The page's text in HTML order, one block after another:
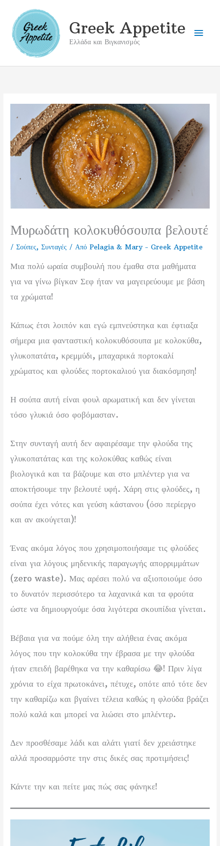
περιεχόμενο
Greek Appetite
Ελλάδα και Βιγκανισμός
Μυρωδάτη κολοκυθόσουπα βελουτέ
/Σούπες,Συνταγές / ΑπόPelagia & Mary - Greek Appetite
Μια πολύ ωραία συμβουλή που έμαθα στα μαθήματα
για να γίνω βίγκαν Σεφ ήταν να μαγειρεύουμε με βάση
τα χρώματα!
Κάπως έτσι λοιπόν και εγώ εμπνεύστηκα και έφτιαξα
σήμερα μια φανταστική κολοκυθόσουπα με κολοκύθα,
γλυκοπατάτα, κρεμμύδι, μπαχαρικά πορτοκαλί
χρώματος και φλούδες πορτοκαλιού για διακόσμηση!
Η σούπα αυτή είναι φουλ αρωματική και δεν γίνεται
τόσο γλυκιά όσο φοβόμασταν.
Στην συνταγή αυτή δεν αφαιρέσαμε την φλούδα της
γλυκοπατάτας και της κολοκύθας καθώς είναι
βιολογικά και τα βάζουμε και στο μπλέντερ για να
αποκτήσουμε την βελουτέ υφή. Χάρη στις φλούδες, η
σούπα έχει νότες και γεύση κάστανου (όσο περίεργο
και αν ακούγεται)!
Ένας ακόμα λόγος που χρησιμοποιήσαμε τις φλούδες
είναι για λόγους μηδενικής παραγωγής απορριμμάτων
(zero waste). Μας αρέσει πολύ να αξιοποιούμε όσο
το δυνατόν περισσότερο τα λαχανικά και τα φρούτα
ώστε να δημιουργούμε όσα λιγότερα σκουπίδια γίνεται.
Βέβαια για να πούμε όλη την αλήθεια ένας ακόμα
λόγος που την κολοκύθα την έβρασα με την φλούδα
ήταν επειδή βαρέθηκα να την καθαρίσω 😂! Πριν λίγα
χρόνια το είχα πρωτοκάνει, πέτυχε, οπότε από τότε δεν
την καθαρίζω και βγαίνει τέλεια καθώς η φλούδα βράζει
πολύ καλά και μπορεί να λιώσει στο μπλέντερ.
Δεν προσθέσαμε λάδι και αλάτι γιατί δεν χρειάστηκε
αλλά προσαρμόστε την στις δικές σας προτιμήσεις!
Κάντε την και πείτε μας πώς σας φάνηκε!